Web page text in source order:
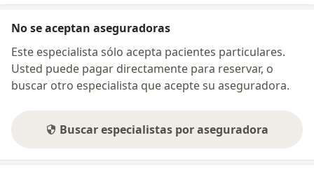
No se aceptan aseguradoras
Este especialista sólo acepta pacientes particulares.
Usted puede pagar directamente para reservar, o
buscar otro especialista que acepte su aseguradora.
Buscar especialistas por aseguradora